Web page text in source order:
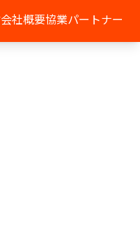
会社概要協業パートナー